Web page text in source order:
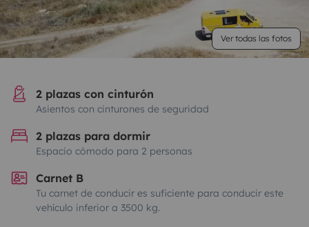
Ver todas las fotos
2 plazas con cinturón
Asientos con cinturones de seguridad
2 plazas para dormir
Espacio cómodo para 2 personas
Carnet B
Tu carnet de conducir es suficiente para conducir este
vehículo inferior a 3500 kg.